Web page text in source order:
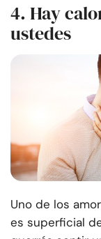
4. Hay
ustedes
Uno de los
es superficial